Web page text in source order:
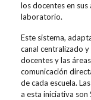
los docentes en
laboratorio.
Este sistema,
canal centralizado
docentes y las
comunicación
de cada escuela.
a esta iniciativa son